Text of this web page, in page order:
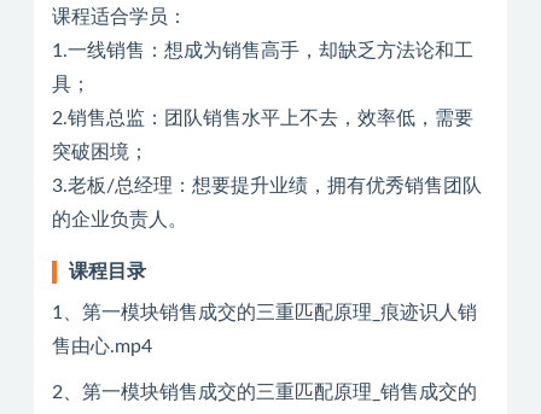
课程适合学员：
1.一线销售：想成为销售高手，却缺乏方法论和工
具；
2.销售总监：团队销售水平上不去，效率低，需要
突破困境；
3.老板/总经理：想要提升业绩，拥有优秀销售团队
的企业负责人。
课程目录
1、第一模块销售成交的三重匹配原理_痕迹识人销
售由心.mp4
2、第一模块销售成交的三重匹配原理_销售成交的